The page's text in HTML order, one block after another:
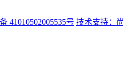
41010502005535号 技术支持：